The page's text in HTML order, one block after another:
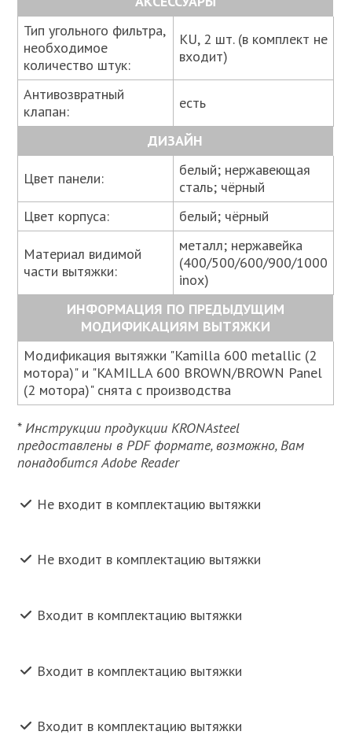
Тип угольного фильтра,
необходимое
количество штук:
KU, 2 шт. (в комплект не
входит)
Антивозвратный
клапан:
есть
ДИЗАЙН
Цвет панели:
белый; нержавеющая
сталь; чёрный
Цвет корпуса:
белый; чёрный
Материал видимой
части вытяжки:
металл; нержавейка
(400/500/600/900/1000
inox)
ИНФОРМАЦИЯ ПО ПРЕДЫДУЩИМ
МОДИФИКАЦИЯМ ВЫТЯЖКИ
Модификация вытяжки "Kamilla 600 metallic (2
мотора)" и "KAMILLA 600 BROWN/BROWN Panel
(2 мотора)" снята с производства
*Инструкции продукции KRONAsteel
предоставлены в PDF формате, возможно, Вам
понадобится Adobe Reader
Не входит в комплектацию вытяжки
Не входит в комплектацию вытяжки
Входит в комплектацию вытяжки
Входит в комплектацию вытяжки
Входит в комплектацию вытяжки